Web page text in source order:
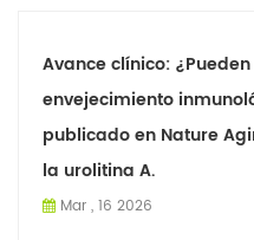
Avance clínico:
envejecimiento
publicado en Nature
la urolitina A.
Mar , 16 2026